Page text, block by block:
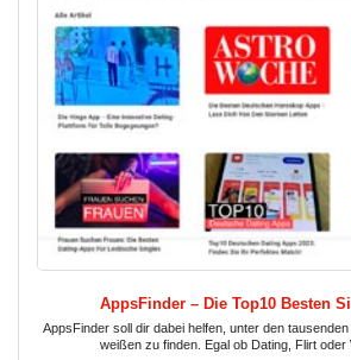
AppsFinder – Die Top10 Besten
AppsFinder soll dir dabei helfen, unter den
weißen zu finden. Egal ob Dating, Flirt